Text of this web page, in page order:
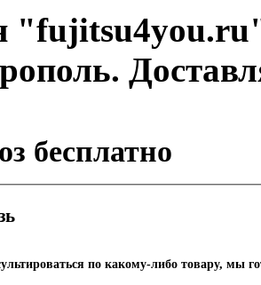
бесплатно
по какому-либо товару, мы